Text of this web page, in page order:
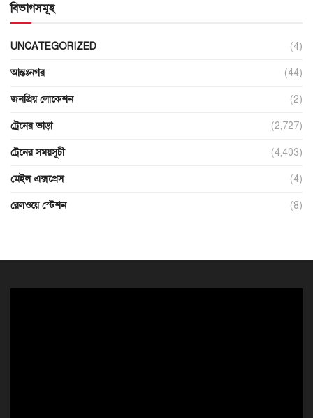
বিভাগসমূহ
UNCATEGORIZED (4)
আন্তঃনগর (44)
জনপ্রিয় লোকেশন (2)
ট্রেনের ভাড়া (2,727)
ট্রেনের সময়সূচী (4,403)
মেইল এক্সপ্রেস (4)
রেলওয়ে স্টেশন (8)